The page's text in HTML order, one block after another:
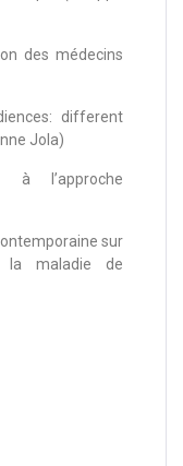
des médecins
different
Jola)
à l’approche
sur
la maladie de